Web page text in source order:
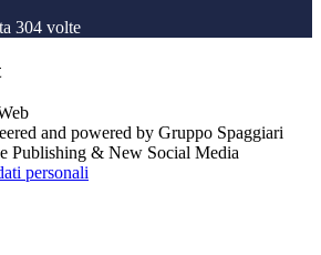
304 volte
and powered by Gruppo Spaggiari
Publishing & New Social Media
personali